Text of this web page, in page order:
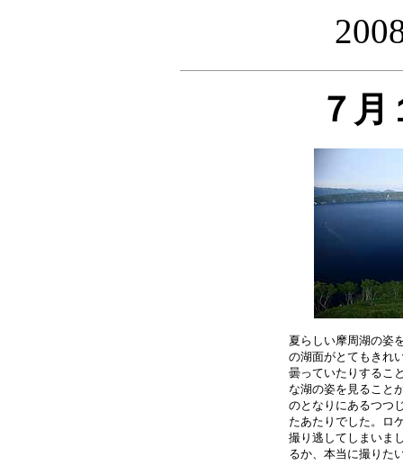
７
夏らしい摩周湖の姿
の湖面がとてもきれ
曇っていたりするこ
な湖の姿を見ること
のとなりにあるつつ
たあたりでした。ロ
撮り逃してしまいま